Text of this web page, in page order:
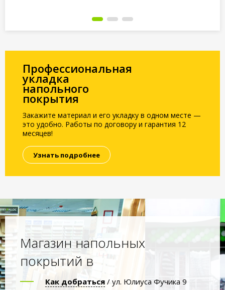
Профессиональная
укладка
напольного
покрытия
Закажите материал и его укладку в одном месте —
это удобно. Работы по договору и гарантия 12
месяцев!
Узнать подробнее
Магазин напольных
покрытий в
Как добраться / ул. Юлиуса Фучика 9